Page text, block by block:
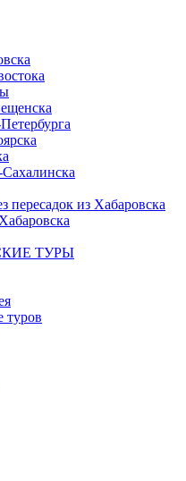
пересадок из Хабаровска
ТУРЫ
туров